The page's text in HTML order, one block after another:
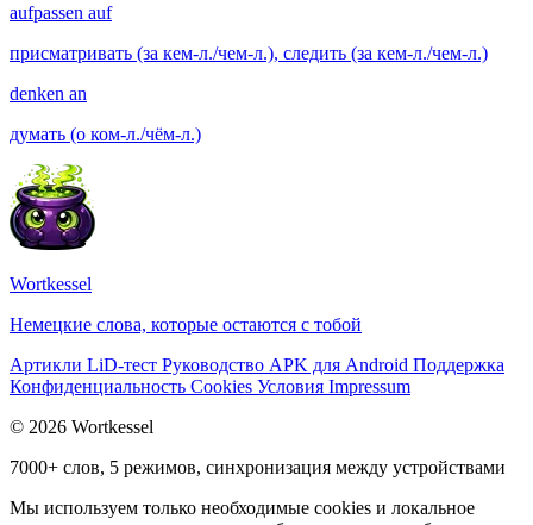
aufpassen auf
присматривать (за кем-л./чем-л.), следить (за кем-л./чем-л.)
denken an
думать (о ком-л./чём-л.)
Wortkessel
Немецкие слова, которые остаются с тобой
Артикли LiD-тест Руководство APK для Android Поддержка
Конфиденциальность Cookies Условия Impressum
© 2026 Wortkessel
7000+ слов, 5 режимов, синхронизация между устройствами
Мы используем только необходимые cookies и локальное